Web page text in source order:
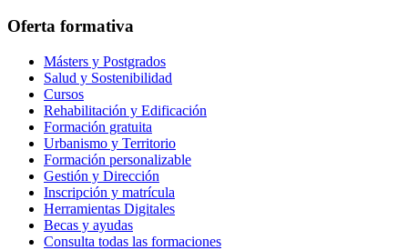
Oferta formativa
Másters y Postgrados
Salud y Sostenibilidad
Cursos
Rehabilitación y Edificación
Formación gratuita
Urbanismo y Territorio
Formación personalizable
Gestión y Dirección
Inscripción y matrícula
Herramientas Digitales
Becas y ayudas
Consulta todas las formaciones